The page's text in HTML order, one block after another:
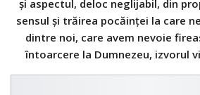
și aspectul, deloc neglijabil, din
sensul și trăirea pocăinței la care
dintre noi, care avem nevoie
întoarcere la Dumnezeu, izvorul